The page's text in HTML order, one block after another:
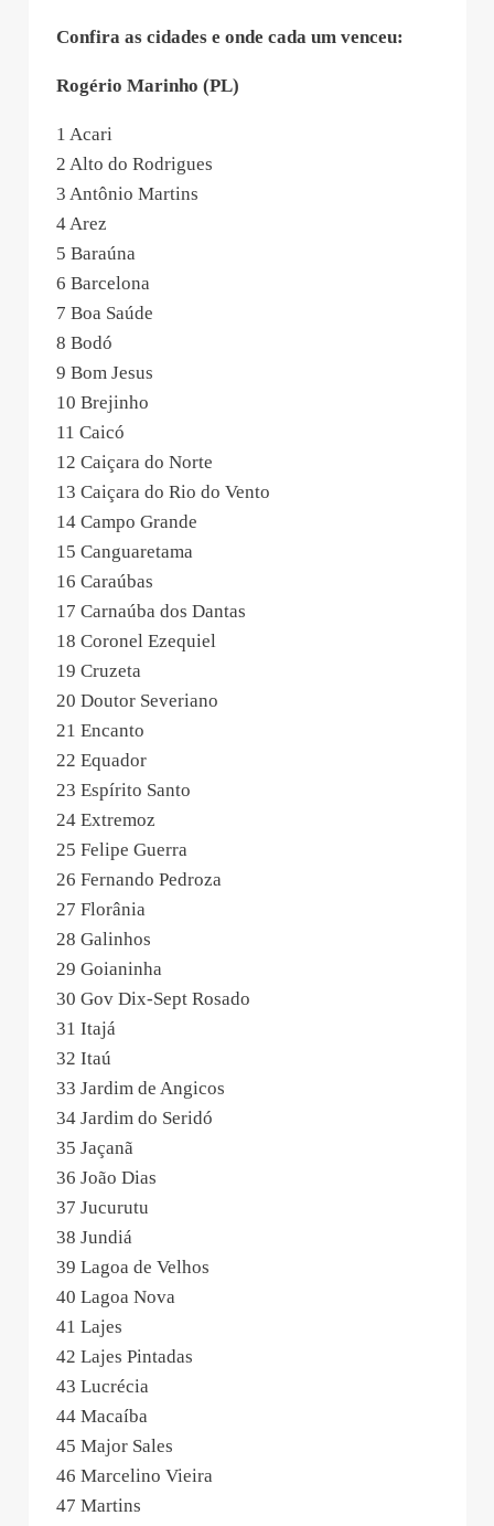
Confira as cidades e onde cada um venceu:
Rogério Marinho (PL)
1 Acari
2 Alto do Rodrigues
3 Antônio Martins
4 Arez
5 Baraúna
6 Barcelona
7 Boa Saúde
8 Bodó
9 Bom Jesus
10 Brejinho
11 Caicó
12 Caiçara do Norte
13 Caiçara do Rio do Vento
14 Campo Grande
15 Canguaretama
16 Caraúbas
17 Carnaúba dos Dantas
18 Coronel Ezequiel
19 Cruzeta
20 Doutor Severiano
21 Encanto
22 Equador
23 Espírito Santo
24 Extremoz
25 Felipe Guerra
26 Fernando Pedroza
27 Florânia
28 Galinhos
29 Goianinha
30 Gov Dix-Sept Rosado
31 Itajá
32 Itaú
33 Jardim de Angicos
34 Jardim do Seridó
35 Jaçanã
36 João Dias
37 Jucurutu
38 Jundiá
39 Lagoa de Velhos
40 Lagoa Nova
41 Lajes
42 Lajes Pintadas
43 Lucrécia
44 Macaíba
45 Major Sales
46 Marcelino Vieira
47 Martins